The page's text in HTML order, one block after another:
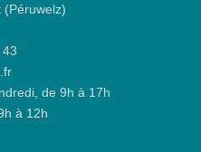
(Péruwelz)
de 9h à 17h
à 12h